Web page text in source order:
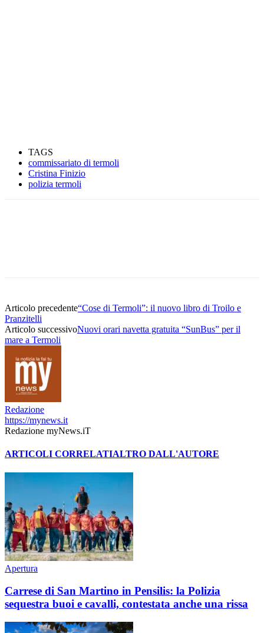
TAGS
commissariato di termoli
Cristina Finizio
polizia termoli
Articolo precedente“Cose di Termoli”: il nuovo libro di Troilo e
Pranzitelli
Articolo successivoNuovi orari navetta gratuita “SunBus” per il
mare a Termoli
Redazione
https://mynews.it
Redazione myNews.iT
ARTICOLI CORRELATIALTRO DALL'AUTORE
Apertura
Carrese di San Martino in Pensilis: la Polizia
sequestra buoi e cavalli, contestata anche una rissa